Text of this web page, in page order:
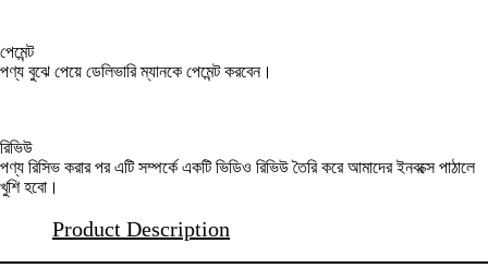
পেমেন্ট
পণ্য বুঝে পেয়ে ডেলিভারি ম্যানকে পেমেন্ট করবেন।
রিভিউ
পণ্য রিসিভ করার পর এটি সম্পর্কে একটি ভিডিও রিভিউ তৈরি করে আমাদের ইনবক্সে পাঠালে
খুশি হবো।
Product Description